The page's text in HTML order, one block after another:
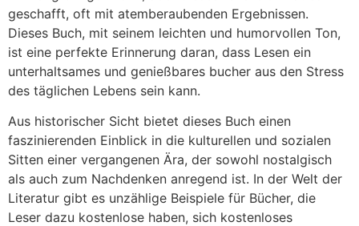
geschafft, oft mit atemberaubenden Ergebnissen.
Dieses Buch, mit seinem leichten und humorvollen Ton,
ist eine perfekte Erinnerung daran, dass Lesen ein
unterhaltsames und genießbares bucher aus den Stress
des täglichen Lebens sein kann.
Aus historischer Sicht bietet dieses Buch einen
faszinierenden Einblick in die kulturellen und sozialen
Sitten einer vergangenen Ära, der sowohl nostalgisch
als auch zum Nachdenken anregend ist. In der Welt der
Literatur gibt es unzählige Beispiele für Bücher, die
Leser dazu kostenlose haben, sich kostenloses